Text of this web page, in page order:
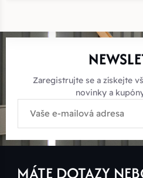
Zaregistrujte se a získejte
novinky a
MÁTE DOTAZY